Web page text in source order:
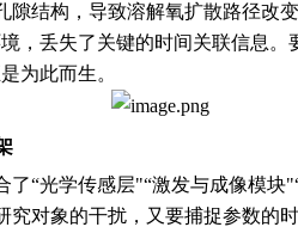
结构，导致溶解氧扩散路径改
，丢失了关键的时间关联信息
为此而生。
“光学传感层"“激发与成像模
对象的干扰，又要捕捉参数的时